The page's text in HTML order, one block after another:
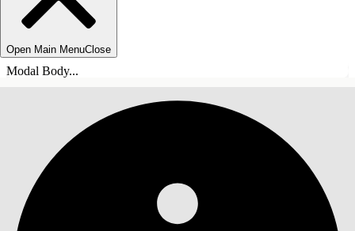
Open Main MenuClose
Modal Body...
INDHOLD